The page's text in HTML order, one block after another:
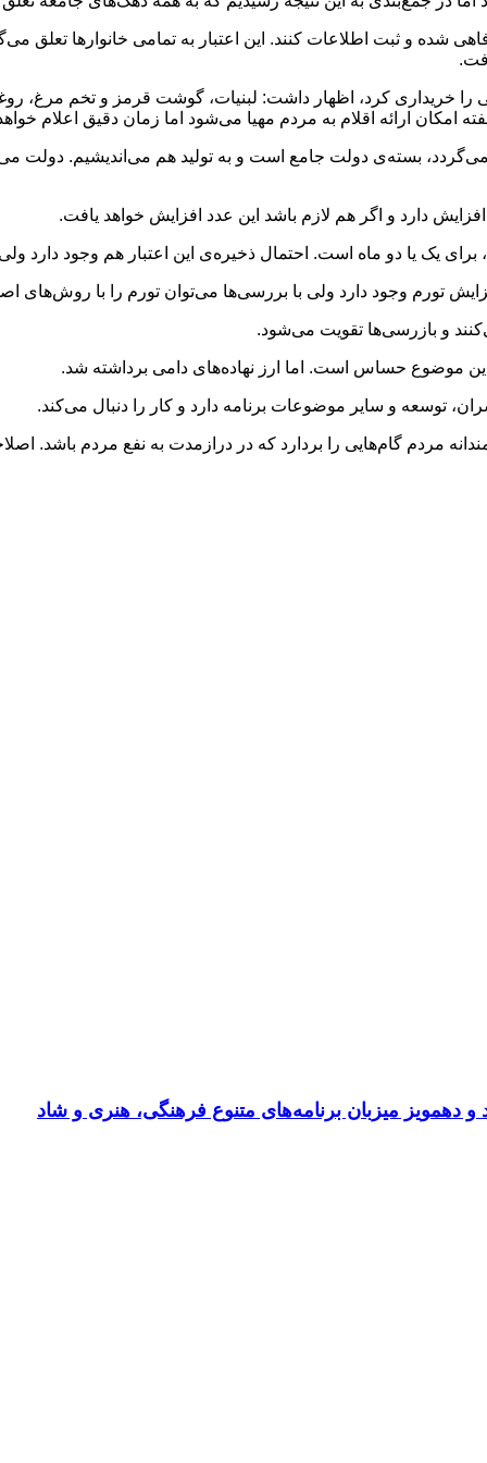
شده و ثبت اطلاعات کنند. این اعتبار به تمامی خانوارها تعلق
ارائه اقلام به مردم مهیا می‌شود اما زمان دقیق اعلام
بسته‌ی دولت جامع است و به تولید هم می‌اندیشیم. دولت
دارد و اگر هم لازم باشد این عدد افزایش خواهد یافت.
یک یا دو ماه است. احتمال ذخیره‌ی این اعتبار هم وجود دارد
تورم وجود دارد ولی با بررسی‌ها می‌توان تورم را با روش‌های
و بازرسی‌ها تقویت می‌شود.
موضوع حساس است. اما ارز نهاده‌های دامی برداشته شد.
توسعه و سایر موضوعات برنامه دارد و کار را دنبال می‌کند.
مردم گام‌هایی را بردارد که در درازمدت به نفع مردم باشد.
دهمویز میزبان برنامه‌های متنوع فرهنگی، هنری و شاد